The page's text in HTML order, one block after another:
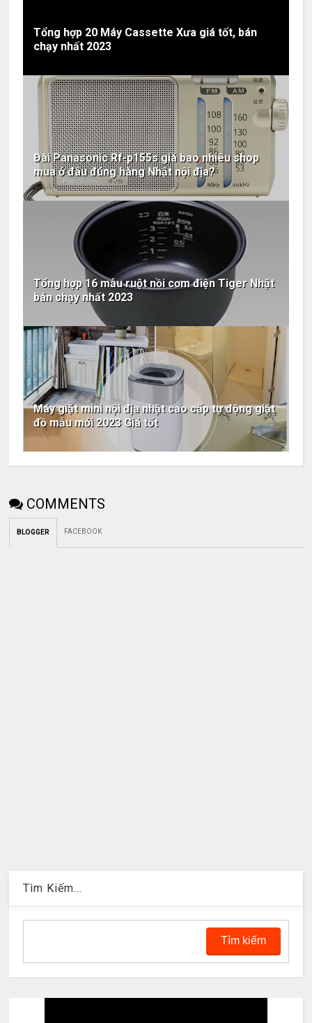
Tổng hợp 20 Máy Cassette Xưa giá tốt, bán
chạy nhất 2023
Đài Panasonic Rf-p155s giá bao nhiêu shop
mua ở đâu đúng hàng Nhật nội địa?
Tổng hợp 16 mẫu ruột nồi cơm điện Tiger Nhật
bán chạy nhất 2023
Máy giặt mini nội địa nhật cao cấp tự động giặt
đồ mẫu mới 2023 Giá tốt
COMMENTS
BLOGGER FACEBOOK
Tìm Kiếm...